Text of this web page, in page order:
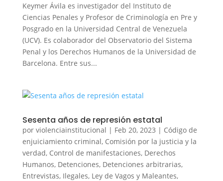
Keymer Ávila es investigador del Instituto de
Ciencias Penales y Profesor de Criminología en Pre y
Posgrado en la Universidad Central de Venezuela
(UCV). Es colaborador del Observatorio del Sistema
Penal y los Derechos Humanos de la Universidad de
Barcelona. Entre sus...
Sesenta años de represión estatal
por violenciainstitucional | Feb 20, 2023 | Código de
enjuiciamiento criminal, Comisión por la justicia y la
verdad, Control de manifestaciones, Derechos
Humanos, Detenciones, Detenciones arbitrarias,
Entrevistas, Ilegales, Ley de Vagos y Maleantes,